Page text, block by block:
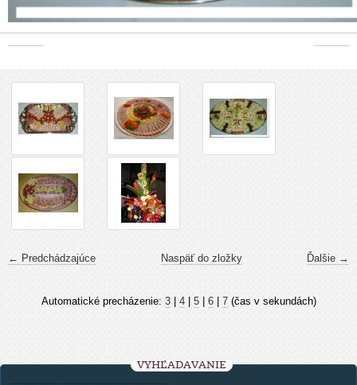
← Predchádzajúce Ďalšie →
Naspäť do zložky
Automatické precházenie: 3| 4| 5| 6| 7(čas v sekundách)
VYHĽADÁVANIE